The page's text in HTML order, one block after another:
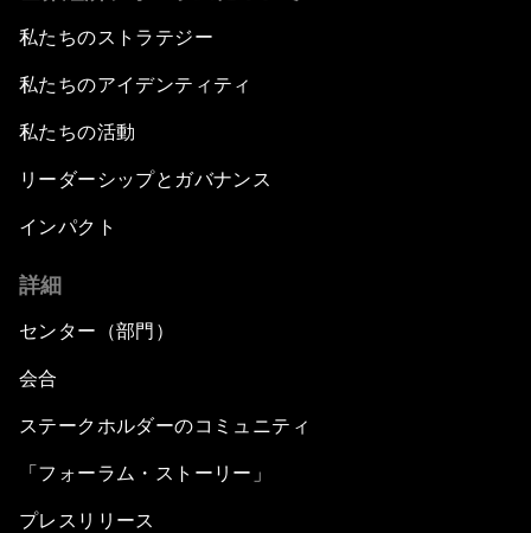
Bytes, Payments and the Blockchain: Fintech in
Latin America
Creating an Innovative Ecosystem for
Education
Public Security: Next-Generation Solutions
Integration
A New Growth Model for Latin America
Behind the Scenes: Embrace of the Serpent
私たちのストラテジー
私たちのアイデンティティ
私たちの活動
リーダーシップとガバナンス
インパクト
詳細
センター（部門）
会合
ステークホルダーのコミュニティ
「フォーラム・ストーリー」
プレスリリース